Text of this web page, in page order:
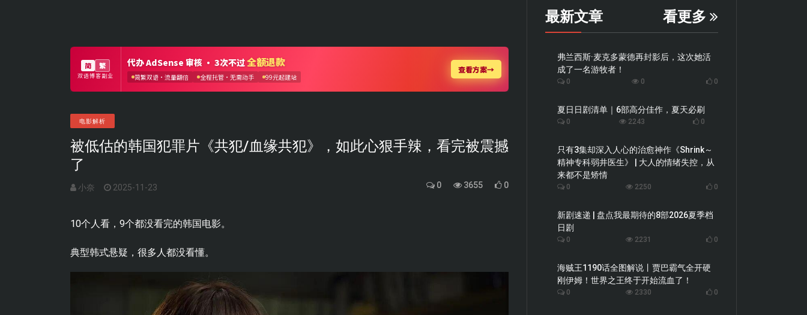
电影解析
被低估的韩国犯罪片《共犯/血缘共犯》，如此心狠手辣，看完被震撼
了
小奈 2025-11-23 0 3655 0
10个人看，9个都没看完的韩国电影。
典型韩式悬疑，很多人都没看懂。
最新文章 看更多
弗兰西斯·麦克多蒙德再封影后，这次她活
成了一名游牧者！
0 0 0
夏日日剧清单｜6部高分佳作，夏天必刷
0 2243 0
只有3集却深入人心的治愈神作《Shrink～
精神专科弱井医生》 | 大人的情绪失控，从
来都不是矫情
0 2250 0
新剧速递 | 盘点我最期待的8部2026夏季档
日剧
0 2231 0
海贼王1190话全图解说丨贾巴霸气全开硬
刚伊姆！世界之王终于开始流血了！
0 2330 0